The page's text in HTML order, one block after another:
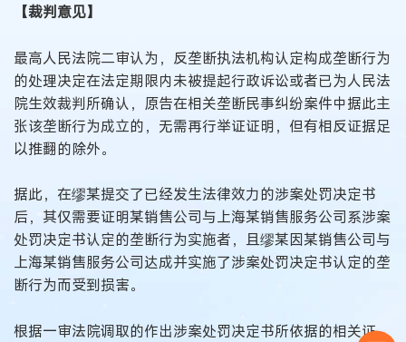
【裁判意见】
最高人民法院二审认为，反垄断执法机构认定构成垄断行为
的处理决定在法定期限内未被提起行政诉讼或者已为人民法
院生效裁判所确认，原告在相关垄断民事纠纷案件中据此主
张该垄断行为成立的，无需再行举证证明，但有相反证据足
以推翻的除外。
据此，在缪某提交了已经发生法律效力的涉案处罚决定书
后，其仅需要证明某销售公司与上海某销售服务公司系涉案
处罚决定书认定的垄断行为实施者，且缪某因某销售公司与
上海某销售服务公司达成并实施了涉案处罚决定书认定的垄
断行为而受到损害。
根据一审法院调取的作出涉案处罚决定书所依据的相关证